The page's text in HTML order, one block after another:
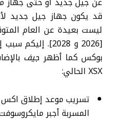
قد يكون جهاز جيل جديد
ليست بعيدة عن العام
[2026 و 2028].
بوكس كما أظهر جيف
XSX الحالي:
المسربة أجبر